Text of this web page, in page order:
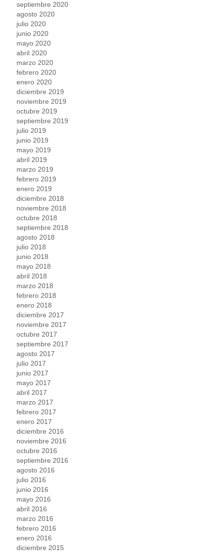
septiembre 2020
agosto 2020
julio 2020
junio 2020
mayo 2020
abril 2020
marzo 2020
febrero 2020
enero 2020
diciembre 2019
noviembre 2019
octubre 2019
septiembre 2019
julio 2019
junio 2019
mayo 2019
abril 2019
marzo 2019
febrero 2019
enero 2019
diciembre 2018
noviembre 2018
octubre 2018
septiembre 2018
agosto 2018
julio 2018
junio 2018
mayo 2018
abril 2018
marzo 2018
febrero 2018
enero 2018
diciembre 2017
noviembre 2017
octubre 2017
septiembre 2017
agosto 2017
julio 2017
junio 2017
mayo 2017
abril 2017
marzo 2017
febrero 2017
enero 2017
diciembre 2016
noviembre 2016
octubre 2016
septiembre 2016
agosto 2016
julio 2016
junio 2016
mayo 2016
abril 2016
marzo 2016
febrero 2016
enero 2016
diciembre 2015